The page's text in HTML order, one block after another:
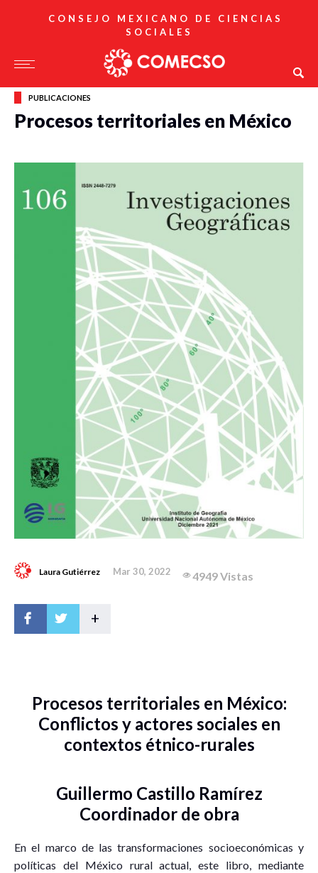
CONSEJO MEXICANO DE CIENCIAS
SOCIALES
PUBLICACIONES
Procesos territoriales en México
Laura Gutiérrez Mar 30, 2022 4949 Vistas
+
Procesos territoriales en México:
Conflictos y actores sociales en
contextos étnico-rurales
Guillermo Castillo Ramírez
Coordinador de obra
En el marco de las transformaciones socioeconómicas y
políticas del México rural actual, este libro, mediante